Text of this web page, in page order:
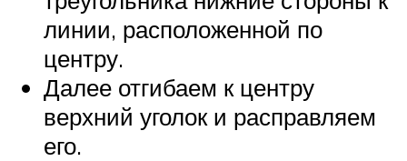
линии, расположенной по
центру.
Далее отгибаем к центру
верхний уголок и расправляем
его.